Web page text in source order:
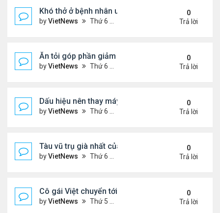
Khó thở ở bệnh nhân ung thư phổi
byVietNews Thứ 6 Tháng 8 19, 2022 5:13 pm
0
Trả lời
Ăn tỏi góp phần giảm cholesterol 'xấu'
byVietNews Thứ 6 Tháng 8 19, 2022 5:11 pm
0
Trả lời
Dấu hiệu nên thay máy giặt mới
byVietNews Thứ 6 Tháng 8 19, 2022 5:09 pm
0
Trả lời
Tàu vũ trụ già nhất của NASA tròn 45 tuổi
byVietNews Thứ 6 Tháng 8 19, 2022 4:29 pm
0
Trả lời
Cô gái Việt chuyển tới Nepal sống vì mê leo núi
byVietNews Thứ 5 Tháng 8 18, 2022 5:32 pm
0
Trả lời